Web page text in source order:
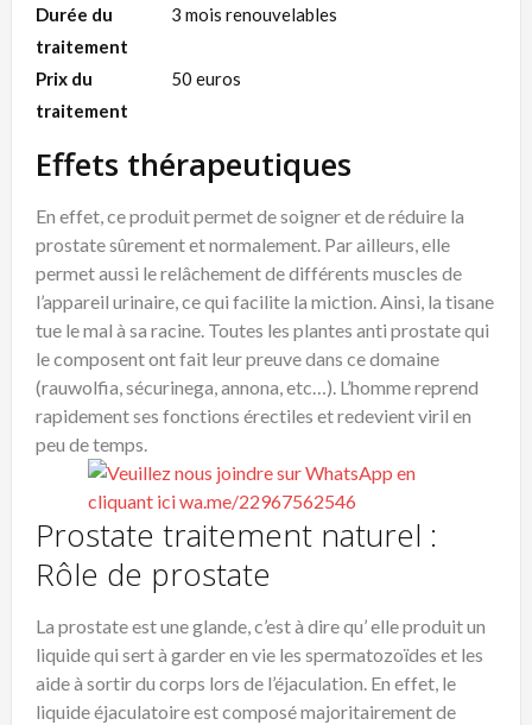
Durée du
traitement
3 mois renouvelables
Prix du
traitement
50 euros
Effets thérapeutiques
En effet, ce produit permet de soigner et de réduire la
prostate sûrement et normalement. Par ailleurs, elle
permet aussi le relâchement de différents muscles de
l’appareil urinaire, ce qui facilite la miction. Ainsi, la tisane
tue le mal à sa racine. Toutes les plantes anti prostate qui
le composent ont fait leur preuve dans ce domaine
(rauwolfia, sécurinega, annona, etc…). L’homme reprend
rapidement ses fonctions érectiles et redevient viril en
peu de temps.
Prostate traitement naturel :
Rôle de prostate
La prostate est une glande, c’est à dire qu’ elle produit un
liquide qui sert à garder en vie les spermatozoïdes et les
aide à sortir du corps lors de l’éjaculation. En effet, le
liquide éjaculatoire est composé majoritairement de